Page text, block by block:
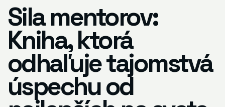
Sila mentorov:
Kniha, ktorá
odhaľuje tajomstvá
úspechu od